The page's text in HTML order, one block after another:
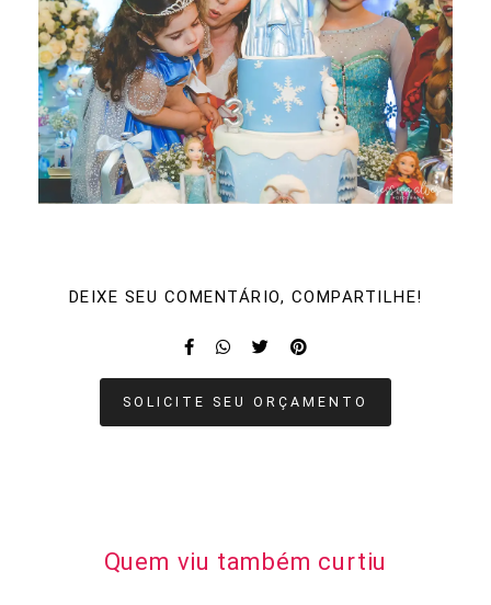
DEIXE SEU COMENTÁRIO, COMPARTILHE!
SOLICITE SEU ORÇAMENTO
Quem viu também curtiu